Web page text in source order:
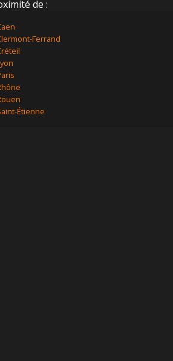
de :
Ferrand
Étienne